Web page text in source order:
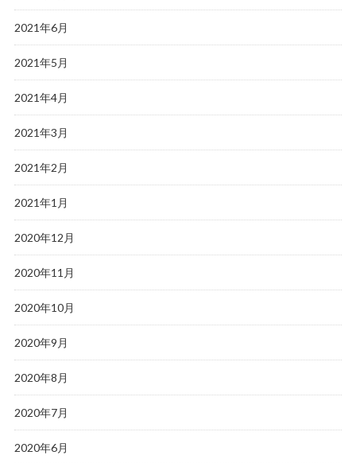
2021年6月
2021年5月
2021年4月
2021年3月
2021年2月
2021年1月
2020年12月
2020年11月
2020年10月
2020年9月
2020年8月
2020年7月
2020年6月